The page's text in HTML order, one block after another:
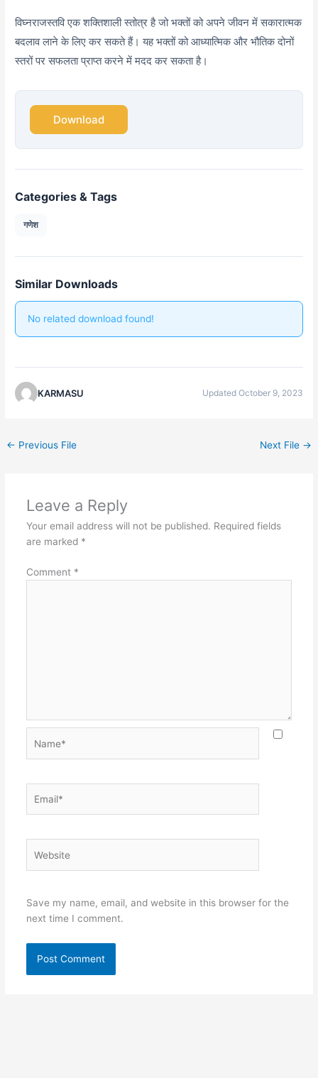
विघ्नराजस्तवि एक शक्तिशाली स्तोत्र है जो भक्तों को अपने जीवन में सकारात्मक
बदलाव लाने के लिए कर सकते हैं। यह भक्तों को आध्यात्मिक और भौतिक दोनों
स्तरों पर सफलता प्राप्त करने में मदद कर सकता है।
Download
Categories & Tags
गणेश
Similar Downloads
No related download found!
KARMASU Updated October 9, 2023
← Previous File Next File →
Leave a Reply
Your email address will not be published. Required fields
are marked *
Comment *
Save my name, email, and website in this browser for the
next time I comment.